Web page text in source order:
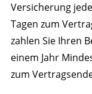
Versicherung
Tagen zum
zahlen Sie Ihren
einem Jahr
zum